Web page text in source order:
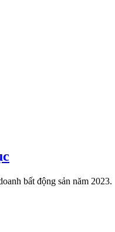
bất động sản năm 2023.